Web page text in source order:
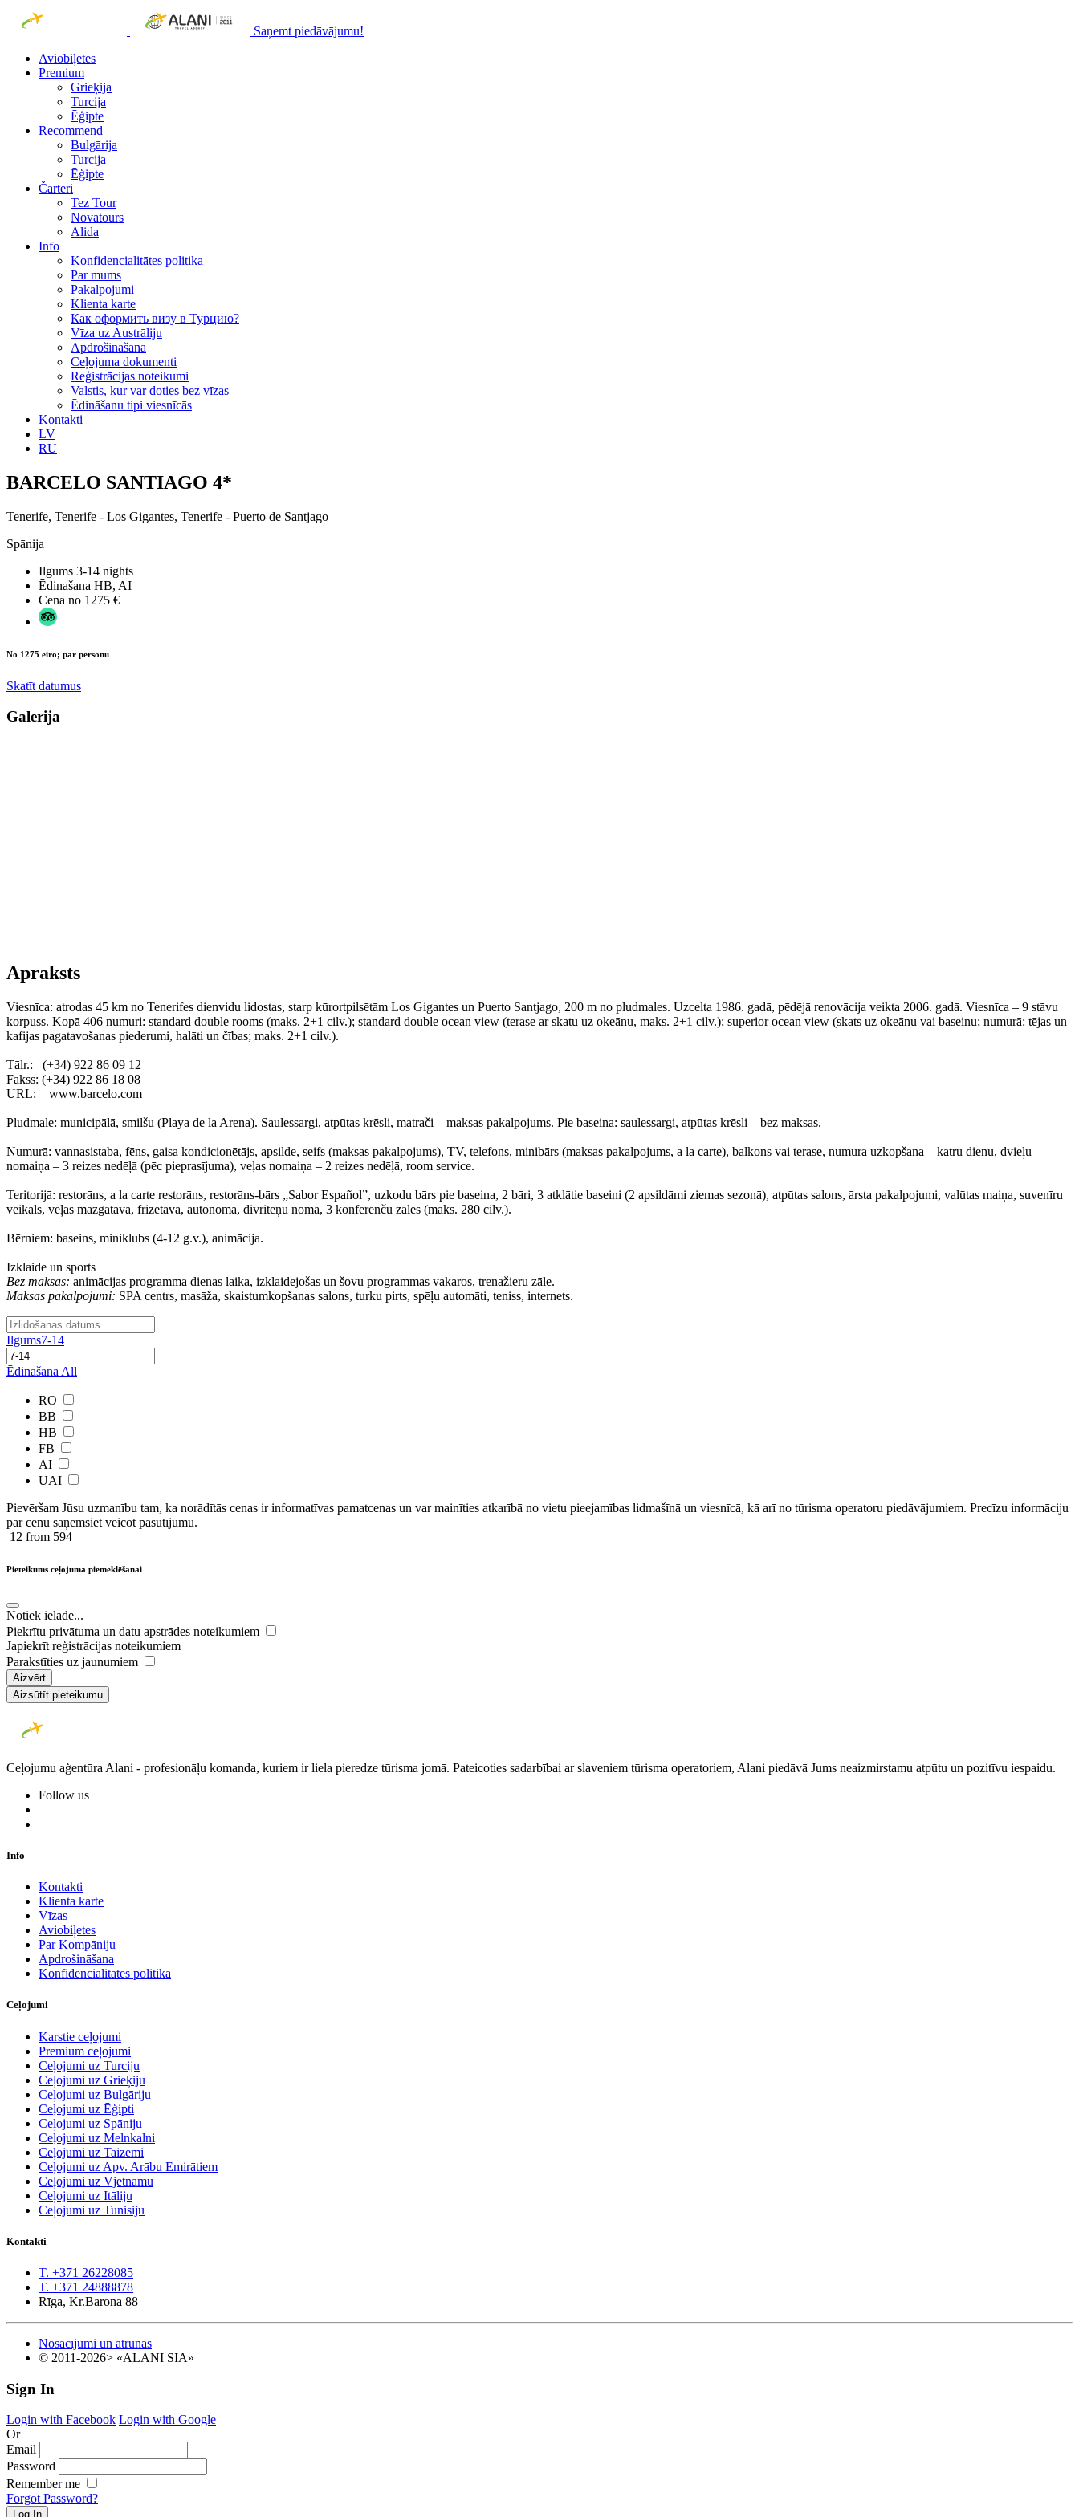
Saņemt piedāvājumu!
Aviobiļetes
Premium
Grieķija
Turcija
Ēģipte
Recommend
Bulgārija
Turcija
Ēģipte
Čarteri
Tez Tour
Novatours
Alida
Info
Konfidencialitātes politika
Par mums
Рakalpojumi
Klienta karte
Как оформить визу в Турцию?
Vīza uz Austrāliju
Apdrošināšana
Ceļojuma dokumenti
Reģistrācijas noteikumi
Valstis, kur var doties bez vīzas
Ēdināšanu tipi viesnīcās
Kontakti
LV
RU
BARCELO SANTIAGO 4*
Tenerife, Tenerife - Los Gigantes, Tenerife - Puerto de Santjago
Spānija
Ilgums 3-14 nights
Ēdinašana HB, AI
Cena no 1275 €
No 1275 eiro; par personu
Skatīt datumus
Galerija
Apraksts
Viesnīca: atrodas 45 km no Tenerifes dienvidu lidostas, starp kūrortpilsētām Los Gigantes un Puerto Santjago, 200 m no pludmales. Uzcelta 1986. gadā, pēdējā renovācija veikta 2006. gadā. Viesnīca – 9 stāvu
korpuss. Kopā 406 numuri: standard double rooms (maks. 2+1 cilv.); standard double ocean view (terase ar skatu uz okeānu, maks. 2+1 cilv.); superior осean view (skats uz okeānu vai baseinu; numurā: tējas un
kafijas pagatavošanas piederumi, halāti un čības; maks. 2+1 cilv.).
Tālr.: (+34) 922 86 09 12
Fakss: (+34) 922 86 18 08
URL: www.barcelo.com
Pludmale: municipālā, smilšu (Playa de la Arena). Saulessargi, atpūtas krēsli, matrači – maksas pakalpojums. Pie baseina: saulessargi, atpūtas krēsli – bez maksas.
Numurā: vannasistaba, fēns, gaisa kondicionētājs, apsilde, seifs (maksas pakalpojums), TV, telefons, minibārs (maksas pakalpojums, a la carte), balkons vai terase, numura uzkopšana – katru dienu, dvieļu
nomaiņa – 3 reizes nedēļā (pēc pieprasījuma), veļas nomaiņa – 2 reizes nedēļā, room service.
Teritorijā: restorāns, a la carte restorāns, restorāns-bārs „Sabor Español”, uzkodu bārs pie baseina, 2 bāri, 3 atklātie baseini (2 apsildāmi ziemas sezonā), atpūtas salons, ārsta pakalpojumi, valūtas maiņa, suvenīru
veikals, veļas mazgātava, frizētava, autonoma, divriteņu noma, 3 konferenču zāles (maks. 280 cilv.).
Bērniem: baseins, miniklubs (4-12 g.v.), animācija.
Izklaide un sports
Bez maksas: animācijas programma dienas laika, izklaidejošas un šovu programmas vakaros, trenažieru zāle.
Maksas pakalpojumi: SPA centrs, masāža, skaistumkopšanas salons, turku pirts, spēļu automāti, teniss, internets.
Ilgums7-14
Ēdinašana All
RO
BB
HB
FB
AI
UAI
Pievēršam Jūsu uzmanību tam, ka norādītās cenas ir ​informatīvas ​pamatcenas un var mainīties atkarībā ​no ​vietu pieejamības lidmašīnā un viesnīcā, kā arī no tūrisma operatoru piedāvājumiem. Precīzu informāciju
par cenu saņemsiet veicot pasūtījumu.
12 from 594
Pieteikums ceļojuma piemeklēšanai
Notiek ielāde...
Piekrītu privātuma un datu apstrādes noteikumiem
Japiekrīt reģistrācijas noteikumiem
Parakstīties uz jaunumiem
Aizvērt
Aizsūtīt pieteikumu
Ceļojumu aģentūra Alani - profesionāļu komanda, kuriem ir liela pieredze tūrisma jomā. Pateicoties sadarbībai ar slaveniem tūrisma operatoriem, Alani piedāvā Jums neaizmirstamu atpūtu un pozitīvu iespaidu.
Follow us
Info
Kontakti
Klienta karte
Vīzas
Aviobiļetes
Par Kompāniju
Apdrošināšana
Konfidencialitātes politika
Ceļojumi
Karstie ceļojumi
Premium ceļojumi
Ceļojumi uz Turciju
Ceļojumi uz Grieķiju
Ceļojumi uz Bulgāriju
Ceļojumi uz Ēģipti
Ceļojumi uz Spāniju
Ceļojumi uz Melnkalni
Ceļojumi uz Taizemi
Ceļojumi uz Apv. Arābu Emirātiem
Ceļojumi uz Vjetnamu
Ceļojumi uz Itāliju
Ceļojumi uz Tunisiju
Kontakti
T. +371 26228085
T. +371 24888878
Rīga, Kr.Barona 88
Nosacījumi un atrunas
© 2011-2026> «ALANI SIA»
Sign In
Login with Facebook Login with Google
Or
Email
Password
Remember me
Forgot Password?